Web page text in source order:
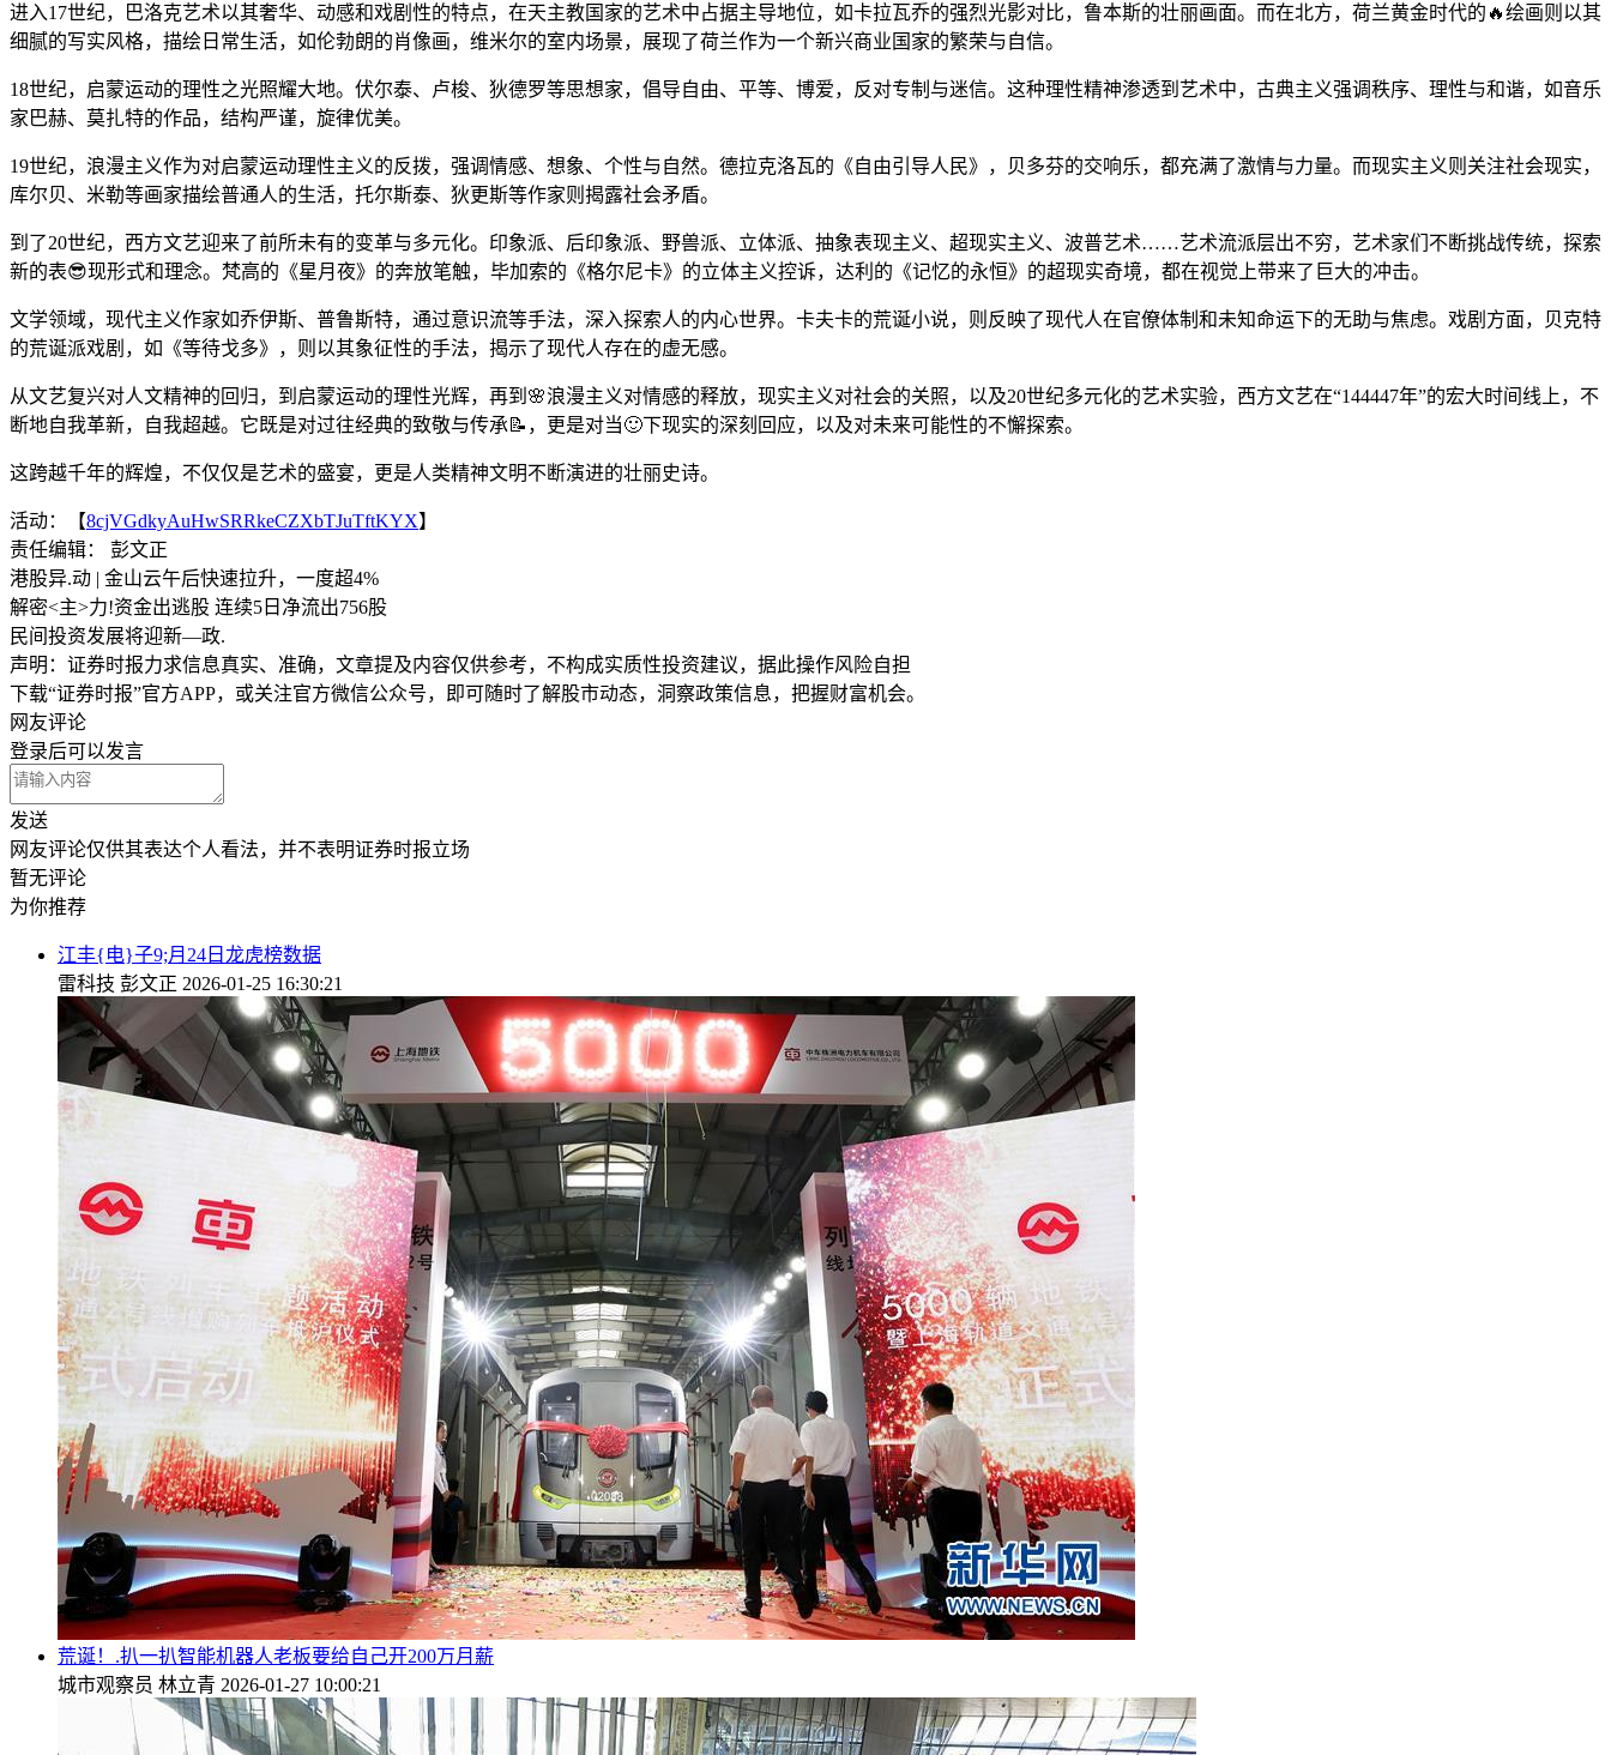
进入17世纪，巴洛克艺术以其奢华、动感和戏剧性的特点，在天主教国家的艺术中占据主导地位，如卡拉瓦乔的强烈光影对比，鲁本斯的壮丽画面。而在北方，荷兰黄金时代的🔥绘画则以其
细腻的写实风格，描绘日常生活，如伦勃朗的肖像画，维米尔的室内场景，展现了荷兰作为一个新兴商业国家的繁荣与自信。
18世纪，启蒙运动的理性之光照耀大地。伏尔泰、卢梭、狄德罗等思想家，倡导自由、平等、博爱，反对专制与迷信。这种理性精神渗透到艺术中，古典主义强调秩序、理性与和谐，如音乐
家巴赫、莫扎特的作品，结构严谨，旋律优美。
19世纪，浪漫主义作为对启蒙运动理性主义的反拨，强调情感、想象、个性与自然。德拉克洛瓦的《自由引导人民》，贝多芬的交响乐，都充满了激情与力量。而现实主义则关注社会现实，
库尔贝、米勒等画家描绘普通人的生活，托尔斯泰、狄更斯等作家则揭露社会矛盾。
到了20世纪，西方文艺迎来了前所未有的变革与多元化。印象派、后印象派、野兽派、立体派、抽象表现主义、超现实主义、波普艺术……艺术流派层出不穷，艺术家们不断挑战传统，探索
新的表😎现形式和理念。梵高的《星月夜》的奔放笔触，毕加索的《格尔尼卡》的立体主义控诉，达利的《记忆的永恒》的超现实奇境，都在视觉上带来了巨大的冲击。
文学领域，现代主义作家如乔伊斯、普鲁斯特，通过意识流等手法，深入探索人的内心世界。卡夫卡的荒诞小说，则反映了现代人在官僚体制和未知命运下的无助与焦虑。戏剧方面，贝克特
的荒诞派戏剧，如《等待戈多》，则以其象征性的手法，揭示了现代人存在的虚无感。
从文艺复兴对人文精神的回归，到启蒙运动的理性光辉，再到🌸浪漫主义对情感的释放，现实主义对社会的关照，以及20世纪多元化的艺术实验，西方文艺在“144447年”的宏大时间线上，不
断地自我革新，自我超越。它既是对过往经典的致敬与传承📝，更是对当🙂下现实的深刻回应，以及对未来可能性的不懈探索。
这跨越千年的辉煌，不仅仅是艺术的盛宴，更是人类精神文明不断演进的壮丽史诗。
活动：【8cjVGdkyAuHwSRRkeCZXbTJuTftKYX】
责任编辑： 彭文正
港股异.动 | 金山云午后快速拉升，一度超4%
解密<主>力!资金出逃股 连续5日净流出756股
民间投资发展将迎新—政.
声明：证券时报力求信息真实、准确，文章提及内容仅供参考，不构成实质性投资建议，据此操作风险自担
下载“证券时报”官方APP，或关注官方微信公众号，即可随时了解股市动态，洞察政策信息，把握财富机会。
网友评论
登录后可以发言
发送
网友评论仅供其表达个人看法，并不表明证券时报立场
暂无评论
为你推荐
江丰{电}子9;月24日龙虎榜数据
雷科技 彭文正 2026-01-25 16:30:21
荒诞！.扒一扒智能机器人老板要给自己开200万月薪
城市观察员 林立青 2026-01-27 10:00:21